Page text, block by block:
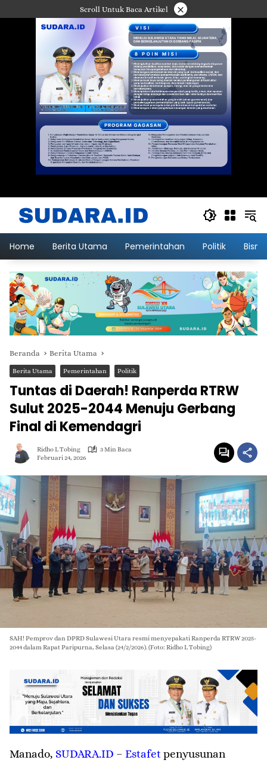
ke
Scroll Untuk Baca Artikel ×
Home Berita Utama Pemerintahan Politik
Beranda Berita Utama
Berita Utama Pemerintahan Politik
Tuntas di Daerah! Ranperda RTRW
Sulut 2025-2044 Menuju Gerbang
Final di Kemendagri
Ridho L Tobing
3 Min Baca
Februari 24, 2026
SAH! Pemprov dan DPRD Sulawesi Utara resmi menyepakati Ranperda RTRW 2025-
2044 dalam Rapat Paripurna, Selasa (24/2/2026). (Foto: Ridho L Tobing)
Manado, SUDARA.ID – Estafet penyusunan